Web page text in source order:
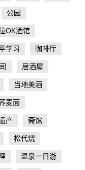
公园
OK酒馆
学习 咖啡厅
居酒屋
当地美酒
麦面
产 斋馆
松代烧
温泉一日游